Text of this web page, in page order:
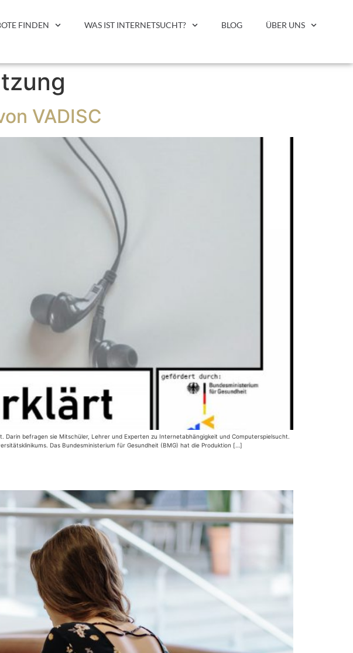
FINDEN WAS IST INTERNETSUCHT? BLOG ÜBER UNS
VADISC
befragen sie Mitschüler, Lehrer und Experten zu Internetabhängigkeit und Computerspielsucht.
Das Bundesministerium für Gesundheit (BMG) hat die Produktion […]